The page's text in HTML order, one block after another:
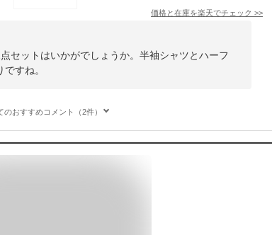
価格と在庫を楽天でチェック >>
セットはいかがでしょうか。半袖シャツとハーフ
すね。
のおすすめコメント（2件）